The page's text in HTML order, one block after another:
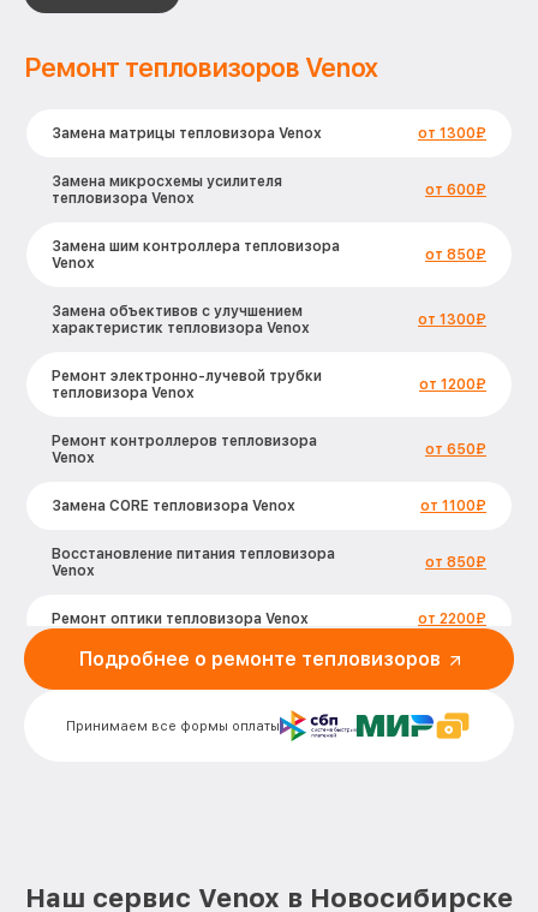
Ремонт тепловизоров Venox
Замена матрицы тепловизора Venox от 1300₽
Замена микросхемы усилителя
тепловизора Venox
от 600₽
Замена шим контроллера тепловизора
Venox
от 850₽
Замена объективов с улучшением
характеристик тепловизора Venox
от 1300₽
Ремонт электронно-лучевой трубки
тепловизора Venox
от 1200₽
Ремонт контроллеров тепловизора
Venox
от 650₽
Замена CORE тепловизора Venox от 1100₽
Восстановление питания тепловизора
Venox
от 850₽
Ремонт оптики тепловизора Venox от 2200₽
Ремонт датчика синхроимпульсов
Калибровка и настройка тепловизора
от 900₽
Принимаем все формы оплаты
Подробнее о ремонте тепловизоров
Наш сервис Venox в Новосибирске